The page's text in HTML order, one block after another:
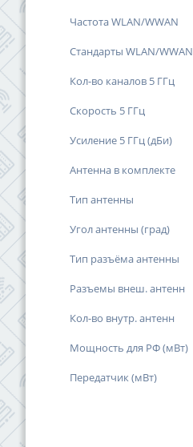
Частота WLAN/WWAN
Стандарты WLAN/WWAN
Кол-во каналов 5 ГГц
Скорость 5 ГГц
Усиление 5 ГГц (дБи)
Антенна в комплекте
Тип антенны
Угол антенны (град)
Тип разъёма антенны
Разъемы внеш. антенн
Кол-во внутр. антенн
Мощность для РФ (мВт)
Передатчик (мВт)